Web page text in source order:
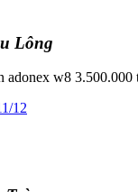
Lông
adonex w8
12